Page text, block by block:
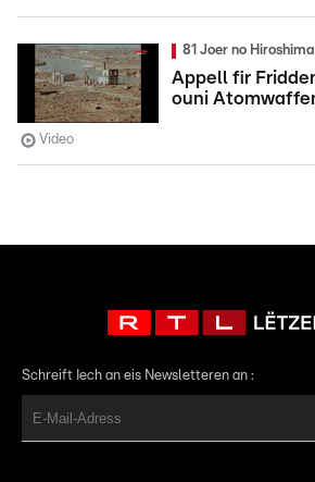
81 Joer no Hiroshima
Appell fir
ouni
Video
Schreift Iech an eis Newsletteren an :